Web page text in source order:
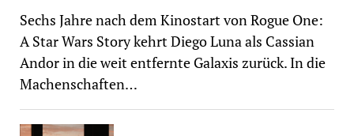
Sechs Jahre nach dem Kinostart von Rogue One:
A Star Wars Story kehrt Diego Luna als Cassian
Andor in die weit entfernte Galaxis zurück. In die
Machenschaften…